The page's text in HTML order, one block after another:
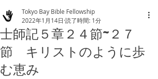
士師記５章２４節~２７
節 キリストのように歩
む恵み
Tokyo Bay Bible Fellowship
2022年1月14日 読了時間: 1分